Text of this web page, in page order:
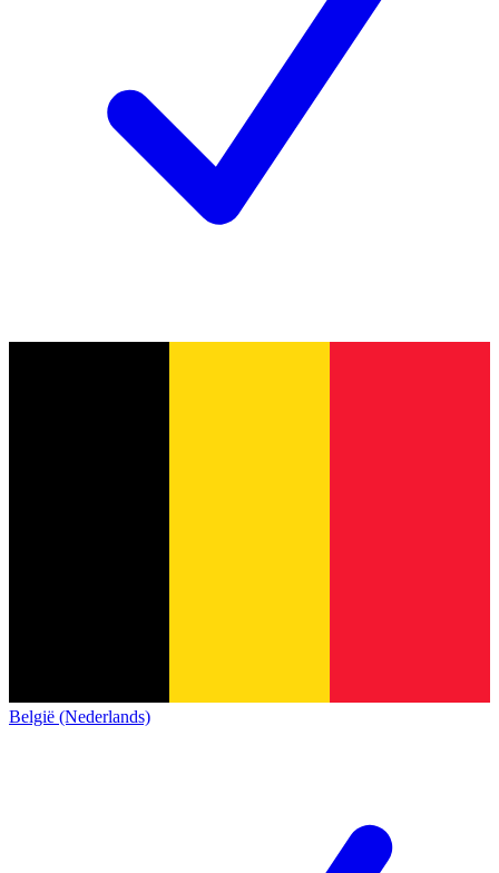
België (Nederlands)